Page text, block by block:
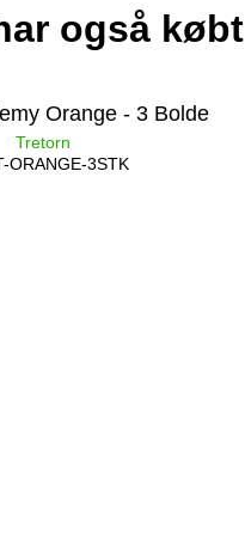
også købt
Orange - 3 Bolde
Tretorn
ORANGE-3STK